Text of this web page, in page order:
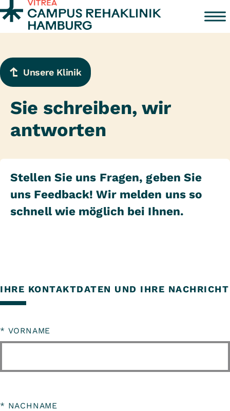
Zum Inhalt springen
Unsere Klinik
Sie schreiben, wir
antworten
Stellen Sie uns Fragen, geben Sie
uns Feedback! Wir melden uns so
schnell wie möglich bei Ihnen.
IHRE KONTAKTDATEN UND IHRE NACHRICHT
* VORNAME
* NACHNAME